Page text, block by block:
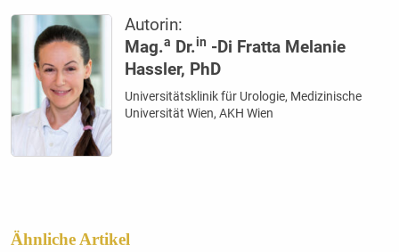
Autorin:
Mag.a Dr.in -Di Fratta Melanie
Hassler, PhD
Universitätsklinik für Urologie, Medizinische
Universität Wien, AKH Wien
Ähnliche Artikel